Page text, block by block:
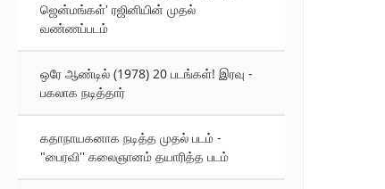
ஜென்மங்கள்' ரஜினியின் முதல்
வண்ணப்படம்
ஒரே ஆண்டில் (1978) 20 படங்கள்! இரவு -
பகலாக நடித்தார்
கதாநாயகனாக நடித்த முதல் படம் -
"பைரவி'' கலைஞானம் தயாரித்த படம்